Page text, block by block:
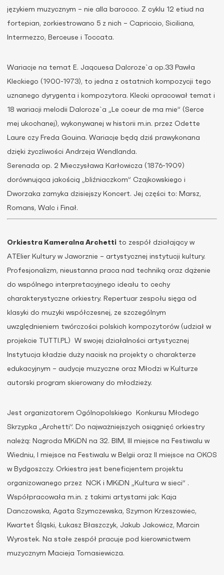
językiem muzycznym – nie alla barocco. Z cyklu 12 etiud na
fortepian, zorkiestrowano 5 z nich – Capriccio, Siciliana,
Intermezzo, Berceuse i Toccata.
Wariacje na temat E. Jaqcuesa Dalcroze`a op.33 Pawła
Kleckiego (1900-1973), to jedna z ostatnich kompozycji tego
uznanego dyrygenta i kompozytora. Klecki opracował temat i
18 wariacji melodii Dalcroze`a „Le coeur de ma mie” (Serce
mej ukochanej), wykonywanej w historii m.in. przez Odette
Laure czy Freda Gouina. Wariacje będą dziś prawykonana
dzięki życzliwości Andrzeja Wendlanda.
Serenada op. 2 Mieczysława Karłowicza (1876-1909)
dorównująca jakością „bliźniaczkom” Czajkowskiego i
Dworzaka zamyka dzisiejszy Koncert. Jej części to: Marsz,
Romans, Walc i Finał.
Orkiestra Kameralna Archetti to zespół działający w
ATElier Kultury w Jaworznie – artystycznej instytucji kultury.
Profesjonalizm, nieustanna praca nad techniką oraz dążenie
do wspólnego interpretacyjnego ideału to cechy
charakterystyczne orkiestry. Repertuar zespołu sięga od
klasyki do muzyki współczesnej, ze szczególnym
uwzględnieniem twórczości polskich kompozytorów (udział w
projekcie TUTTI.PL) W swojej działalności artystycznej
Instytucja kładzie duży nacisk na projekty o charakterze
edukacyjnym – audycje muzyczne oraz Młodzi w Kulturze
autorski program skierowany do młodzieży.
Jest organizatorem Ogólnopolskiego Konkursu Młodego
Skrzypka „Archetti”. Do najważniejszych osiągnięć orkiestry
należą: Nagroda MKiDN na 32. BIM, III miejsce na Festiwalu w
Wiedniu, I miejsce na Festiwalu w Belgii oraz II miejsce na OKOS
w Bydgoszczy. Orkiestra jest beneficjentem projektu
organizowanego przez NCK i MKiDN „Kultura w sieci” .
Współpracowała m.in. z takimi artystami jak: Kaja
Danczowska, Agata Szymczewska, Szymon Krzeszowiec,
Kwartet Śląski, Łukasz Błaszczyk, Jakub Jakowicz, Marcin
Wyrostek. Na stałe zespół pracuje pod kierownictwem
muzycznym Macieja Tomasiewicza.